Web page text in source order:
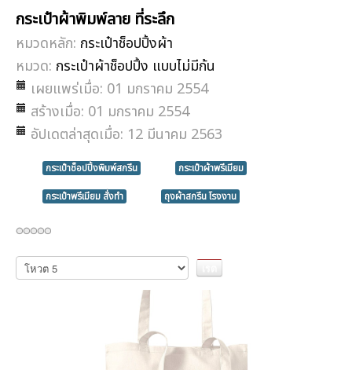
กระเป๋าผ้าพิมพ์ลาย ที่ระลึก
หมวดหลัก: กระเป๋าช็อปปิ้งผ้า
หมวด: กระเป๋าผ้าช็อปปิ้ง แบบไม่มีก้น
เผยแพร่เมื่อ: 01 มกราคม 2554
สร้างเมื่อ: 01 มกราคม 2554
อัปเดตล่าสุดเมื่อ: 12 มีนาคม 2563
กระเป๋าช็อปปิ้งพิมพ์สกรีน
กระเป๋าผ้าพรีเมียม
กระเป๋าพรีเมียม สั่งทำ
ถุงผ้าสกรีน โรงงาน
กรุณา
ให้